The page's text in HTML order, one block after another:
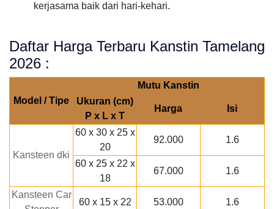
kerjasama baik dari hari-kehari.
Daftar Harga Terbaru Kanstin Tamelang
2026 :
Model / Tipe
Mutu Kanstin
Ukuran (cm)
P x L x T
Harga Isi
Kansteen dki
60 x 30 x 25 x
20
92.000 1.6
60 x 25 x 22 x
18
67.000 1.6
Kansteen Car
60 x 15 x 22 53.000 1.6